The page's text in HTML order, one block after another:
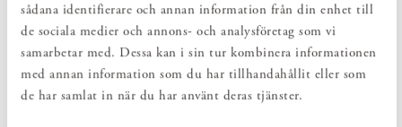
sådana identifierare och annan information från din enhet till
de sociala medier och annons- och analysföretag som vi
samarbetar med. Dessa kan i sin tur kombinera informationen
med annan information som du har tillhandahållit eller som
de har samlat in när du har använt deras tjänster.
LÅNGSIKTIGT
Rena möbelvårdsprodukter och reservdelar gör det enkelt & lustfyllt att ta
PRODUKTBESKRIVNING